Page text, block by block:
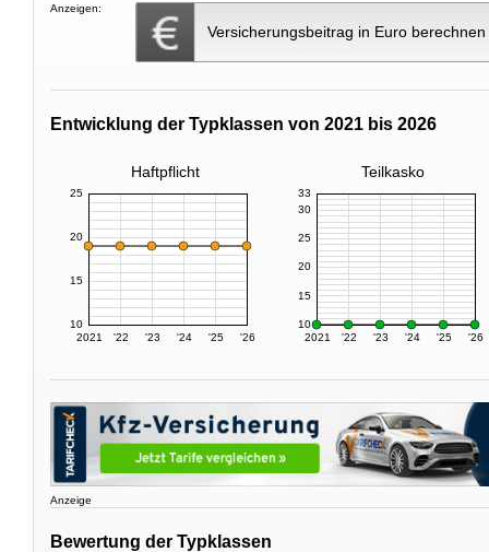
Anzeigen:
Versicherungsbeitrag in Euro berechnen
Entwicklung der Typklassen von 2021 bis 2026
Haftpflicht Teilkasko
2021 '22 '23 '24 '25 '26
10
15
20
25
2021 '22 '23 '24 '25 '26
10
15
20
25
30
33
Anzeige
Bewertung der Typklassen